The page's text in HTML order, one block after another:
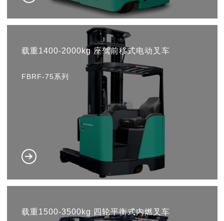
载重1400-2000kg 座驾前移式电动叉车
FBRF-75系列
载重1500-3500kg 四轮平衡式内燃叉车